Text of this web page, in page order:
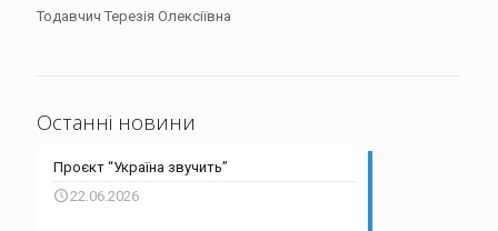
Тодавчич Терезія Олексіївна
Останні новини
Проєкт “Україна звучить”
22.06.2026